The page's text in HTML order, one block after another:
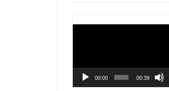
00:00 00:39